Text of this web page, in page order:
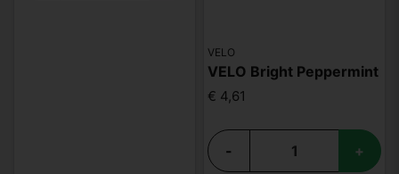
VELO
VELO Bright Peppermint
€ 4,61
- +